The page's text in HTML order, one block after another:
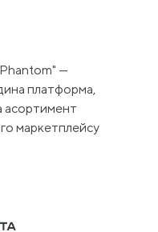
—
платформа,
асортимент
маркетплейсу